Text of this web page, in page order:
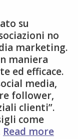
su
no
marketing.
maniera
ed efficace.
media,
follower,
clienti”.
come
Read more9